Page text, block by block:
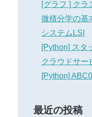
[グラフ ] クラ
微積分学の基
システムLSI
[Python] スタ
クラウドサー
[Python]
最近の投稿